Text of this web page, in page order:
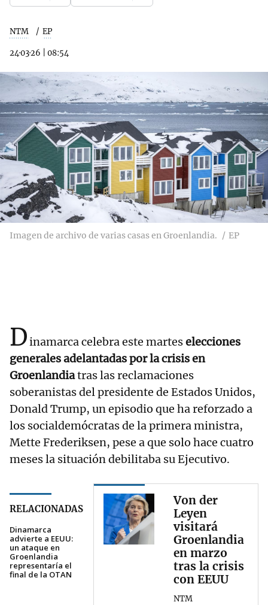
NTM EP
24·03·26 08:54
Imagen de archivo de varias casas en Groenlandia. EP
Dinamarca celebra este marteselecciones
generales adelantadas por la crisis en
Groenlandiatras las reclamaciones
soberanistas del presidente de Estados Unidos,
Donald Trump, un episodio que ha reforzado a
los socialdemócratas de la primera ministra,
Mette Frederiksen, pese a que solo hace cuatro
meses la situación debilitaba su Ejecutivo.
RELACIONADAS
Dinamarca
advierte a EEUU:
un ataque en
Groenlandia
representaría el
final de la OTAN
Von der
Leyen
visitará
Groenlandia
en marzo
tras la crisis
con EEUU
NTM